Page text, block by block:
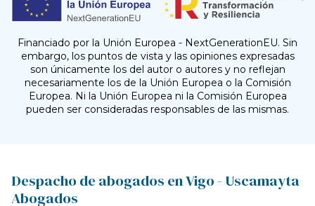
Financiado por la Unión Europea - NextGenerationEU. Sin
embargo, los puntos de vista y las opiniones expresadas
son únicamente los del autor o autores y no reflejan
necesariamente los de la Unión Europea o la Comisión
Europea. Ni la Unión Europea ni la Comisión Europea
pueden ser consideradas responsables de las mismas.
Despacho de abogados en Vigo - Uscamayta
Abogados